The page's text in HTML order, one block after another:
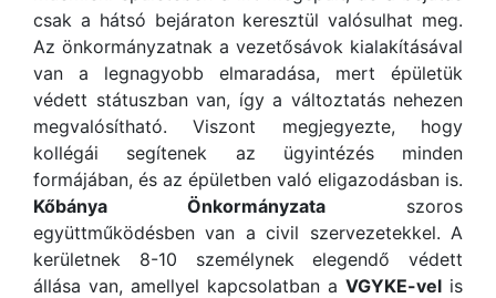
csak a hátsó bejáraton keresztül valósulhat meg.
Az önkormányzatnak a vezetősávok kialakításával
van a legnagyobb elmaradása, mert épületük
védett státuszban van, így a változtatás nehezen
megvalósítható. Viszont megjegyezte, hogy
kollégái segítenek az ügyintézés minden
formájában, és az épületben való eligazodásban is.
Kőbánya Önkormányzata szoros
együttműködésben van a civil szervezetekkel. A
kerületnek 8-10 személynek elegendő védett
állása van, amellyel kapcsolatban a VGYKE-vel is